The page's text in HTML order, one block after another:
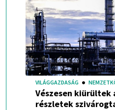
VILÁGGAZDASÁG
Vészesen kiürültek
részletek